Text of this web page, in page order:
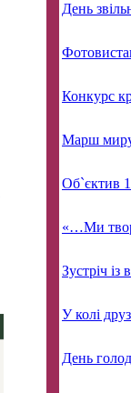
День
Конкурс
Марш миру
Об`єктив
«…Ми
Зустріч
У колі
День